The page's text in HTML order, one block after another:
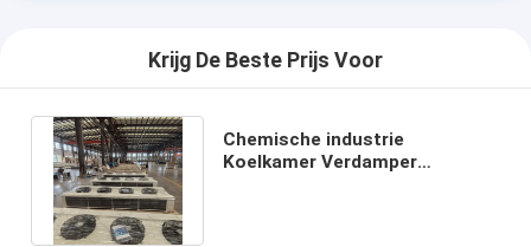
Krijg De Beste Prijs Voor
Chemische industrie
Koelkamer Verdamper